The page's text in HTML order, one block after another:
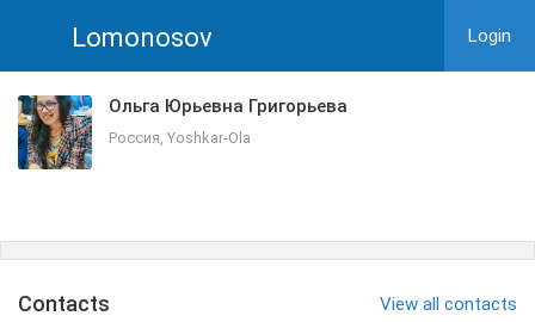
Lomonosov Login
Ольга Юрьевна Григорьева
Россия, Yoshkar-Ola
Сontacts View all contacts